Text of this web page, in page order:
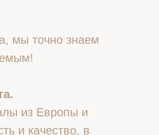
мы точно знаем
из Европы и
и качество, в